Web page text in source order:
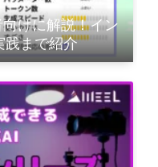
けに解説！イン
践まで紹介